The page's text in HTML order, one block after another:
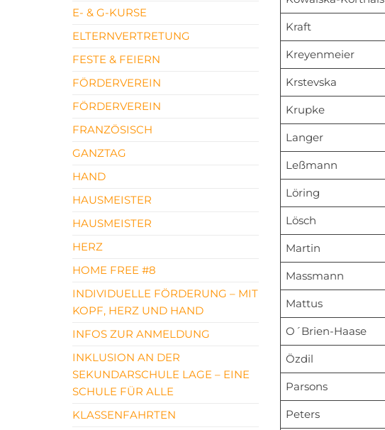
Kraft
Kreyenmeier
Krstevska
Krupke
Langer
Leßmann
Löring
Lösch
Martin
Massmann
Mattus
O´Brien-Haase
Özdil
Parsons
Peters
E- & G-KURSE
ELTERNVERTRETUNG
FESTE & FEIERN
FÖRDERVEREIN
FÖRDERVEREIN
FRANZÖSISCH
GANZTAG
HAND
HAUSMEISTER
HAUSMEISTER
HERZ
HOME FREE #8
INDIVIDUELLE FÖRDERUNG – MIT
KOPF, HERZ UND HAND
INFOS ZUR ANMELDUNG
INKLUSION AN DER
SEKUNDARSCHULE LAGE – EINE
SCHULE FÜR ALLE
KLASSENFAHRTEN